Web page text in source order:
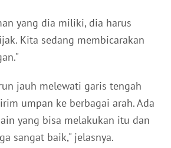
yang dia miliki, dia harus
Kita sedang membicarakan
jauh melewati garis tengah
umpan ke berbagai arah. Ada
yang bisa melakukan itu dan
sangat baik," jelasnya.